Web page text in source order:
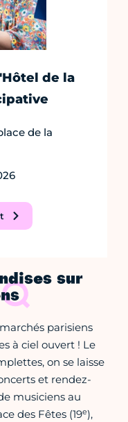
de la
de la
sur
parisiens
à ciel ouvert ! Le
on se laisse
et rendez-
musiciens au
des Fêtes (19e),